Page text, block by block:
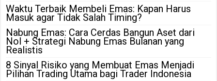
Waktu Terbaik Membeli Emas: Kapan Harus
Masuk agar Tidak Salah Timing?
Nabung Emas: Cara Cerdas Bangun Aset dari
Nol + Strategi Nabung Emas Bulanan yang
Realistis
8 Sinyal Risiko yang Membuat Emas Menjadi
Pilihan Trading Utama bagi Trader Indonesia